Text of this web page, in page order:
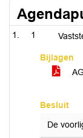
1
Bijlagen
Besluit
De